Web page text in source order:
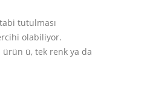
tutulması
olabiliyor.
ü, tek renk ya da